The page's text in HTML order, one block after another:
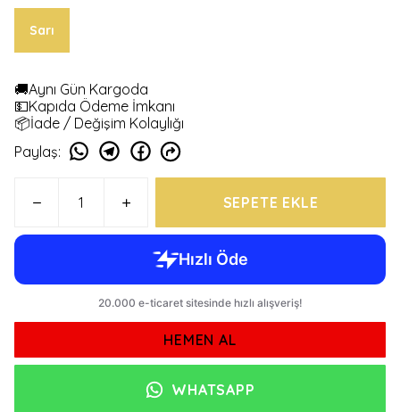
Sarı
🚚Aynı Gün Kargoda
💵Kapıda Ödeme İmkanı
📦İade / Değişim Kolaylığı
Paylaş:
SEPETE EKLE
HEMEN AL
WHATSAPP